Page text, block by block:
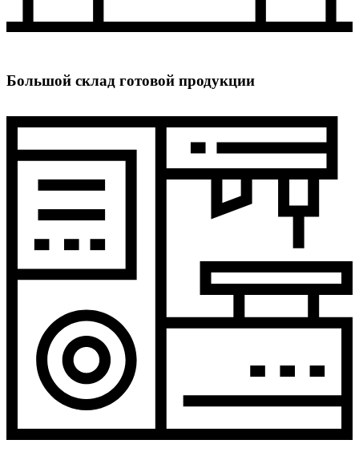
Большой склад готовой продукции